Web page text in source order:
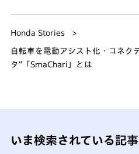
Honda Stories
自転車を電動アシスト化・コネク
タ”「SmaChari」とは
いま検索されている記事